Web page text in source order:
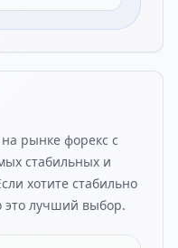
на рынке форекс с
стабильных и
хотите стабильно
это лучший выбор.